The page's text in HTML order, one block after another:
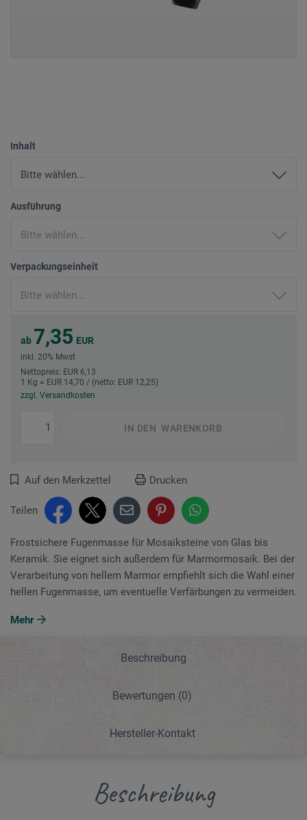
Inhalt
Ausführung
Verpackungseinheit
ab 7,35 EUR
inkl. 20% Mwst
Nettopreis: EUR 6,13
1 Kg = EUR 14,70 / (netto: EUR 12,25)
zzgl. Versandkosten
IN DEN WARENKORB
Auf den Merkzettel Drucken
Teilen
Frostsichere Fugenmasse für Mosaiksteine von Glas bis
Keramik. Sie eignet sich außerdem für Marmormosaik. Bei der
Verarbeitung von hellem Marmor empfiehlt sich die Wahl einer
hellen Fugenmasse, um eventuelle Verfärbungen zu vermeiden.
Mehr
Beschreibung
Bewertungen (0)
Hersteller-Kontakt
Beschreibung